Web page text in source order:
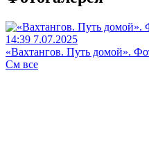
14:39 7.07.2025
«Вахтангов. Путь домой».
См все